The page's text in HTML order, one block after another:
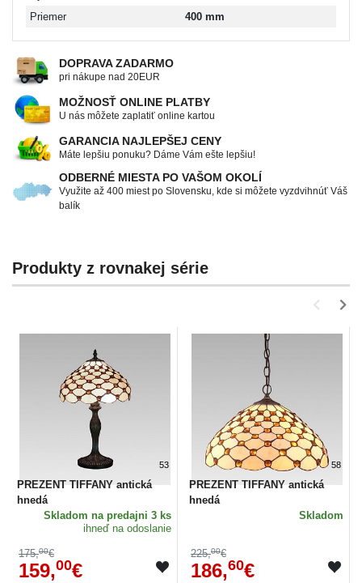
Priemer
400 mm
DOPRAVA ZADARMO
pri nákupe nad 20EUR
MOŽNOSŤ ONLINE PLATBY
U nás môžete zaplatiť online kartou
GARANCIA NAJLEPŠEJ CENY
Máte lepšiu ponuku? Dáme Vám ešte lepšiu!
ODBERNÉ MIESTA PO VAŠOM OKOLÍ
Využite až 400 miest po Slovensku, kde si môžete vyzdvihnúť Váš
balík
Produkty z rovnakej série
53
PREZENT TIFFANY antická
hnedá
Skladom na predajni 3 ks
ihneď na odoslanie
175,00€
159,00€
58
PREZENT TIFFANY antická
hnedá
Skladom
225,00€
186,60€